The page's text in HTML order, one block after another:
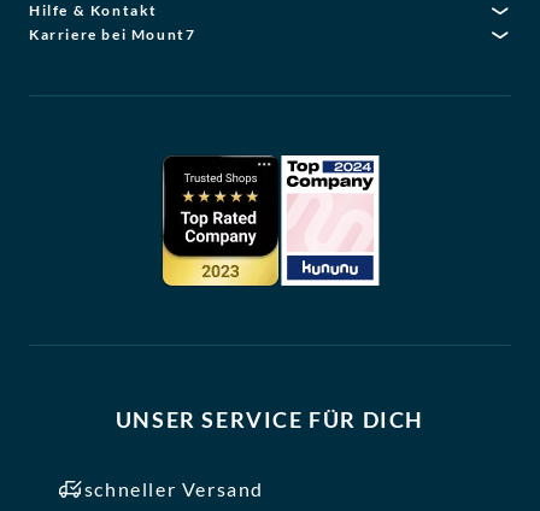
Hilfe & Kontakt
Karriere bei Mount7
UNSER SERVICE FÜR DICH
schneller Versand